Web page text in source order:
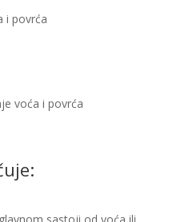
i povrća
voća i povrća